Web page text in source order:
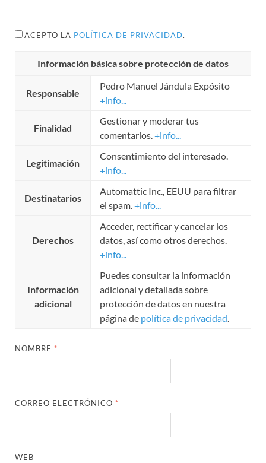
ACEPTO LA POLÍTICA DE PRIVACIDAD.
Información básica sobre protección de datos
Responsable
Pedro Manuel Jándula Expósito
+info...
Finalidad
Gestionar y moderar tus
comentarios.+info...
Legitimación
Consentimiento del interesado.
+info...
Destinatarios
Automattic Inc., EEUU para filtrar
el spam.+info...
Derechos
Acceder, rectificar y cancelar los
datos, así como otros derechos.
+info...
Información
adicional
Puedes consultar la información
adicional y detallada sobre
protección de datos en nuestra
página de política de privacidad.
NOMBRE *
CORREO ELECTRÓNICO *
WEB